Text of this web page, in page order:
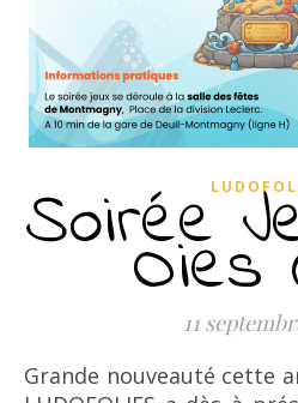
Soirée
Oies
11
Grande nouveauté cette année ! Le festival des